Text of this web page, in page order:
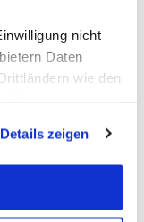
nicht
Daten
wie den
in die
Details zeigen